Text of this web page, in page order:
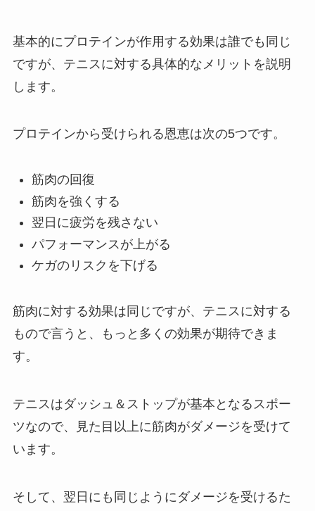
基本的にプロテインが作用する効果は誰でも同じ
ですが、テニスに対する具体的なメリットを説明
します。
プロテインから受けられる恩恵は次の5つです。
筋肉の回復
筋肉を強くする
翌日に疲労を残さない
パフォーマンスが上がる
ケガのリスクを下げる
筋肉に対する効果は同じですが、テニスに対する
もので言うと、もっと多くの効果が期待できま
す。
テニスはダッシュ＆ストップが基本となるスポー
ツなので、見た目以上に筋肉がダメージを受けて
います。
そして、翌日にも同じようにダメージを受けるた